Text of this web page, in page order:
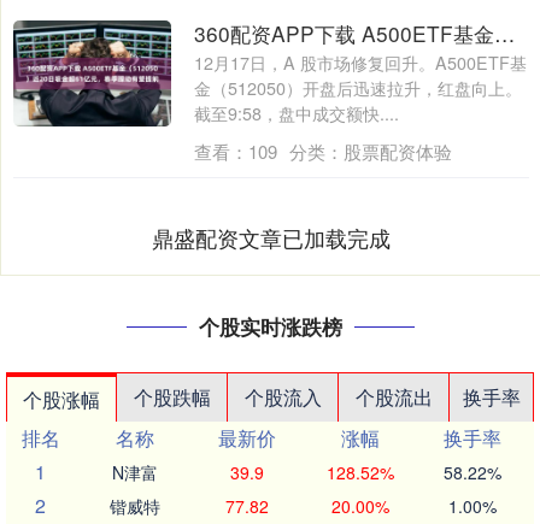
360配资APP下载 A500ETF基金（512050）近20日吸金超61亿元，春季躁动有望提前
12月17日，A 股市场修复回升。A500ETF基
金（512050）开盘后迅速拉升，红盘向上。
截至9:58，盘中成交额快....
查看： 109 分类： 股票配资体验
鼎盛配资文章已加载完成
个股实时涨跌榜
个股涨幅 个股跌幅 个股流入 个股流出
换手率
排名
名称 最新价 涨幅
换手率
1
N津富 39.9 128.52% 58.22%
2 锴威特 77.82 20.00% 1.00%